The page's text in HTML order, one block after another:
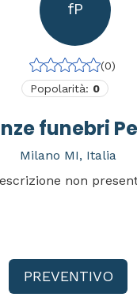
fP
(0)
Popolarità: 0
funebri
Milano MI, Italia
non
PREVENTIVO